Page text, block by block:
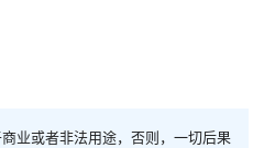
业或者非法用途，否则，一切后果